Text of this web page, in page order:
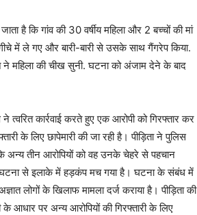
है कि गांव की 30 वर्षीय महिला और 2 बच्चों की मां
में ले गए और बारी-बारी से उसके साथ गैंगरेप किया.
ने महिला की चीख सुनी. घटना को अंजाम देने के बाद
कार्रवाई करते हुए एक आरोपी को गिरफ्तार कर
के लिए छापेमारी की जा रही है। पीड़िता ने पुलिस
अन्य तीन आरोपियों को वह उनके चेहरे से पहचान
से इलाके में हड़कंप मच गया है। घटना के संबंध में
लोगों के खिलाफ मामला दर्ज कराया है। पीड़िता की
आधार पर अन्य आरोपियों की गिरफ्तारी के लिए